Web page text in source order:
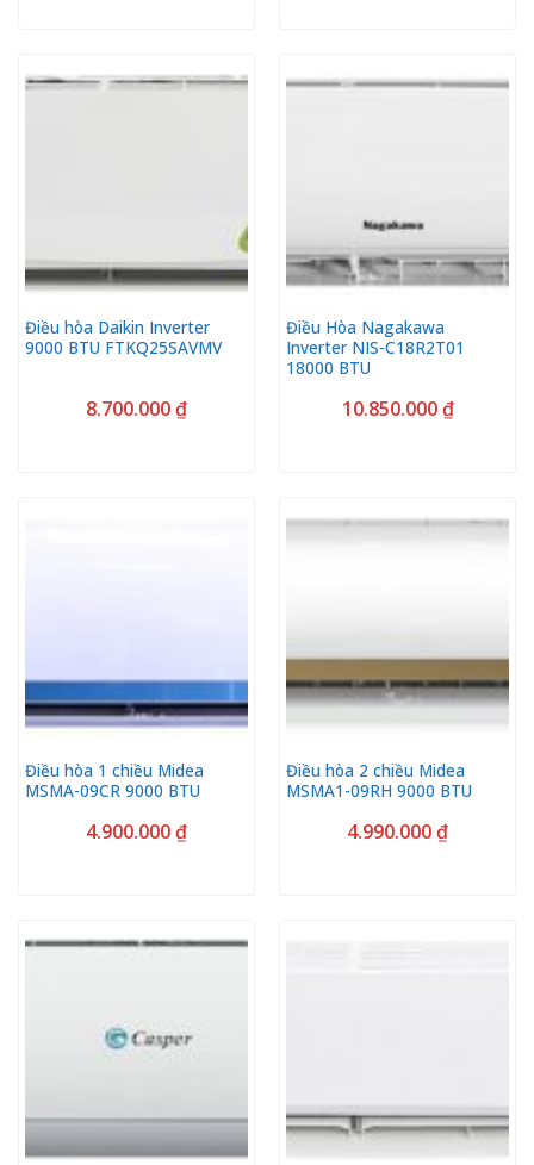
Điều hòa Daikin Inverter
9000 BTU FTKQ25SAVMV
8.700.000₫
Điều Hòa Nagakawa
Inverter NIS-C18R2T01
18000 BTU
10.850.000₫
Điều hòa 1 chiều Midea
MSMA-09CR 9000 BTU
4.900.000₫
Điều hòa 2 chiều Midea
MSMA1-09RH 9000 BTU
4.990.000₫